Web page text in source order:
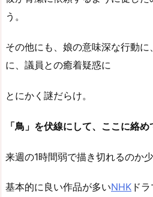
う。
その他にも、娘の意味深な行動に
に、議員との癒着疑惑に
とにかく謎だらけ。
「鳥」を伏線にして、ここに絡
来週の1時間弱で描き切れるのか
基本的に良い作品が多いNHK ド